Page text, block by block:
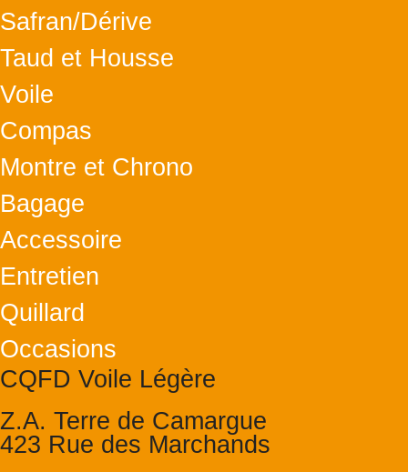
Safran/Dérive
Taud et Housse
Voile
Compas
Montre et Chrono
Bagage
Accessoire
Entretien
Quillard
Occasions
CQFD Voile Légère
Z.A. Terre de Camargue
423 Rue des Marchands